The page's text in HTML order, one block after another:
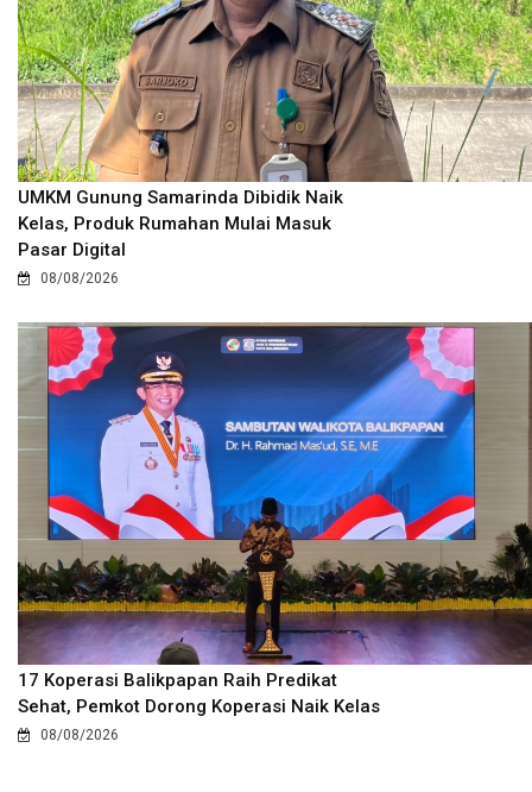
UMKM Gunung Samarinda Dibidik Naik
Kelas, Produk Rumahan Mulai Masuk
Pasar Digital
08/08/2026
17 Koperasi Balikpapan Raih Predikat
Sehat, Pemkot Dorong Koperasi Naik Kelas
08/08/2026